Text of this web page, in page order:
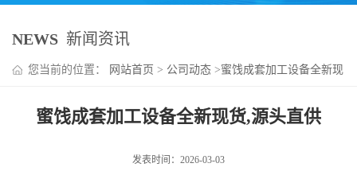
NEWS 新闻资讯
您当前的位置： 网站首页 > 公司动态 >蜜饯成套加工设备全新现
蜜饯成套加工设备全新现货,源头直供
发表时间：2026-03-03